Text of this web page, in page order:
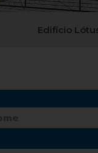
Edifício